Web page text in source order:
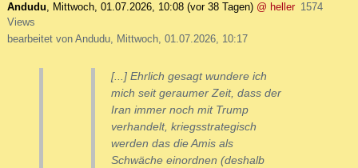
Andudu, Mittwoch, 01.07.2026, 10:08 (vor 38 Tagen) @ heller 1574
Views
bearbeitet von Andudu, Mittwoch, 01.07.2026, 10:17
[...] Ehrlich gesagt wundere ich
mich seit geraumer Zeit, dass der
Iran immer noch mit Trump
verhandelt, kriegsstrategisch
werden das die Amis als
Schwäche einordnen (deshalb